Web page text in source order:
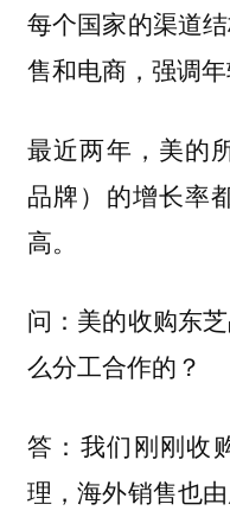
每个国家的渠道
售和电商，强调年
最近两年，美的
品牌）的增长率
高。
问：美的收购东
么分工合作的？
答：我们刚刚收
理，海外销售也